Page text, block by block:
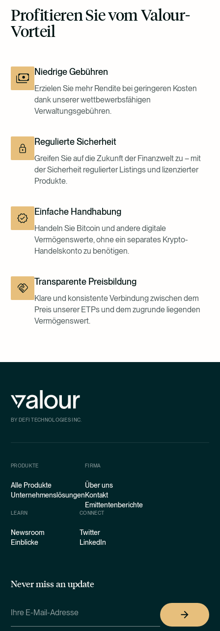
Profitieren Sie vom Valour-
Vorteil
Niedrige Gebühren
Erzielen Sie mehr Rendite bei geringeren Kosten
dank unserer wettbewerbsfähigen
Verwaltungsgebühren.
Regulierte Sicherheit
Greifen Sie auf die Zukunft der Finanzwelt zu – mit
der Sicherheit regulierter Listings und lizenzierter
Produkte.
Einfache Handhabung
Handeln Sie Bitcoin und andere digitale
Vermögenswerte, ohne ein separates Krypto-
Handelskonto zu benötigen.
Transparente Preisbildung
Klare und konsistente Verbindung zwischen dem
Preis unserer ETPs und dem zugrunde liegenden
Vermögenswert.
BY DEFI TECHNOLOGIES INC.
PRODUKTE
Alle Produkte
Unternehmenslösungen
FIRMA
Über uns
Kontakt
Emittentenberichte
LEARN
Newsroom
Einblicke
CONNECT
Twitter
LinkedIn
Never miss an update